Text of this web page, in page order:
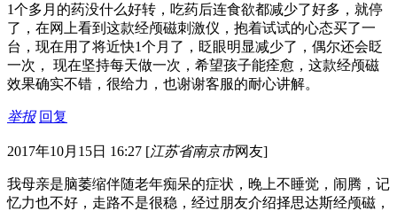
1个多月的药没什么好转，吃药后连食欲都减少了好多，就停
了，在网上看到这款经颅磁刺激仪，抱着试试的心态买了一
台，现在用了将近快1个月了，眨眼明显减少了，偶尔还会眨
一次， 现在坚持每天做一次，希望孩子能痊愈，这款经颅磁
效果确实不错，很给力，也谢谢客服的耐心讲解。
举报 回复
2017年10月15日 16:27 [江苏省南京市网友]
我母亲是脑萎缩伴随老年痴呆的症状，晚上不睡觉，闹腾，记
忆力也不好，走路不是很稳，经过朋友介绍择思达斯经颅磁，